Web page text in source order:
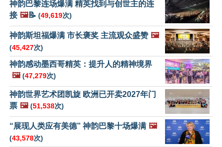
神韵巴黎连场爆满 精英找到与创世主的连
接 🖼️📝 (49,619次)
神韵斯坦福爆满 市长褒奖 主流观众盛赞 🖼️
(45,427次)
神韵感动墨西哥精英：提升人的精神境界
🖼️ (47,279次)
神韵世界艺术团凯旋 欧洲已开卖2027年门
票 🖼️ (51,538次)
“展现人类应有美德” 神韵巴黎十场爆满 🖼️
(43,578次)